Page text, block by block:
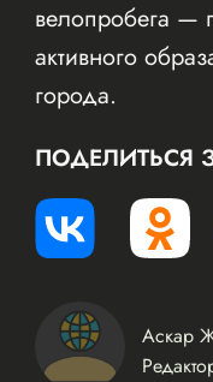
велопробега —
активного
города.
ПОДЕЛИТЬСЯ
Аскар